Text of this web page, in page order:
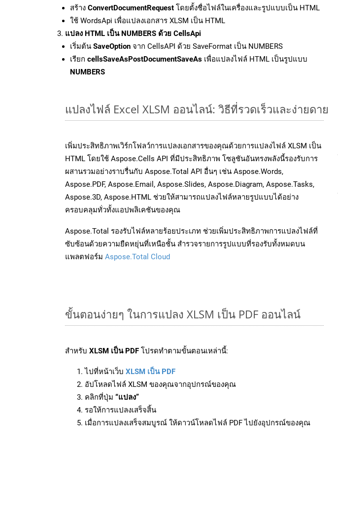
สร้าง ConvertDocumentRequest โดยตั้งชื่อไฟล์ในเครื่องและรูปแบบเป็น HTML
ใช้ WordsApi เพื่อแปลงเอกสาร XLSM เป็น HTML
แปลง HTML เป็น NUMBERS ด้วย CellsApi
เริ่มต้น SaveOption จาก CellsAPI ด้วย SaveFormat เป็น NUMBERS
เรียก cellsSaveAsPostDocumentSaveAs เพื่อแปลงไฟล์ HTML เป็นรูปแบบ
NUMBERS
แปลงไฟล์ Excel XLSM ออนไลน์: วิธีที่รวดเร็วและง่ายดาย
เพิ่มประสิทธิภาพเวิร์กโฟลว์การแปลงเอกสารของคุณด้วยการแปลงไฟล์ XLSM เป็น
HTML โดยใช้ Aspose.Cells API ที่มีประสิทธิภาพ โซลูชันอันทรงพลังนี้รองรับการ
ผสานรวมอย่างราบรื่นกับ Aspose.Total API อื่นๆ เช่น Aspose.Words,
Aspose.PDF, Aspose.Email, Aspose.Slides, Aspose.Diagram, Aspose.Tasks,
Aspose.3D, Aspose.HTML ช่วยให้สามารถแปลงไฟล์หลายรูปแบบได้อย่าง
ครอบคลุมทั่วทั้งแอปพลิเคชันของคุณ
Aspose.Total รองรับไฟล์หลายร้อยประเภท ช่วยเพิ่มประสิทธิภาพการแปลงไฟล์ที่
ซับซ้อนด้วยความยืดหยุ่นที่เหนือชั้น สำรวจรายการรูปแบบที่รองรับทั้งหมดบน
แพลตฟอร์ม Aspose.Total Cloud
ขั้นตอนง่ายๆ ในการแปลง XLSM เป็น PDF ออนไลน์
สำหรับ XLSM เป็น PDF โปรดทำตามขั้นตอนเหล่านี้:
ไปที่หน้าเว็บ XLSM เป็น PDF
อัปโหลดไฟล์ XLSM ของคุณจากอุปกรณ์ของคุณ
คลิกที่ปุ่ม “แปลง”
รอให้การแปลงเสร็จสิ้น
เมื่อการแปลงเสร็จสมบูรณ์ ให้ดาวน์โหลดไฟล์ PDF ไปยังอุปกรณ์ของคุณ